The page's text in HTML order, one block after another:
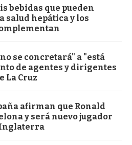
bebidas que pueden
salud hepática y los
se concretará" a "está
de agentes y dirigentes
La Cruz
afirman que Ronald
y será nuevo jugador